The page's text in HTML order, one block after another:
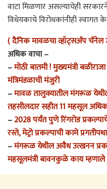
वाटा मिळणार असल्याचेही
विधेयकाचे विरोधकांनीही
( दैनिक मावळचा व्हॉट्सअ‍ॅप चॅनेल
अधिक वाचा –
–मोठी बातमी ! मुख्यमंत्री
मंत्रिमंडळाची मंजुरी
–मावळ तालुक्यातील मंगरूळ
तहसीलदार सहीत 11 महसूल
–2028 पर्यंत पुणे रिंगरोड
रस्ते, मेट्रो प्रकल्पाची कामे
–मंगरूळ येथील अवैध उत्खनन
महसूलमंत्री बावनकुळे काय म्हणाले